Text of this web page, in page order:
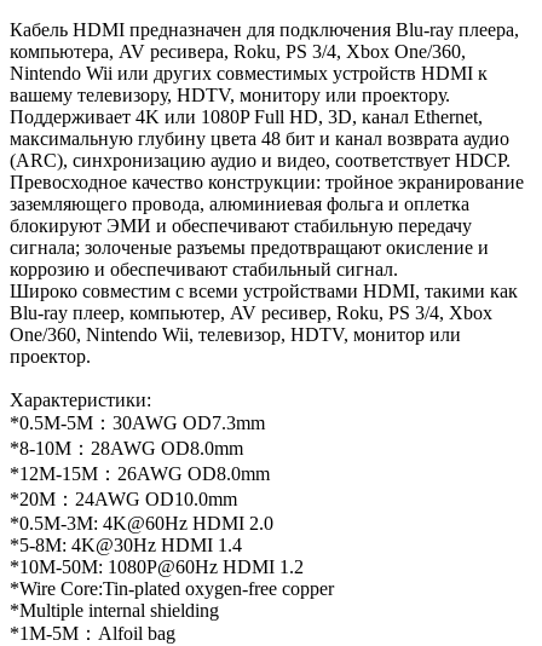
Кабель HDMI предназначен для подключения Blu-ray плеера,
компьютера, AV ресивера, Roku, PS 3/4, Xbox One/360,
Nintendo Wii или других совместимых устройств HDMI к
вашему телевизору, HDTV, монитору или проектору.
Поддерживает 4K или 1080P Full HD, 3D, канал Ethernet,
максимальную глубину цвета 48 бит и канал возврата аудио
(ARC), синхронизацию аудио и видео, соответствует HDCP.
Превосходное качество конструкции: тройное экранирование
заземляющего провода, алюминиевая фольга и оплетка
блокируют ЭМИ и обеспечивают стабильную передачу
сигнала; золоченые разъемы предотвращают окисление и
коррозию и обеспечивают стабильный сигнал.
Широко совместим с всеми устройствами HDMI, такими как
Blu-ray плеер, компьютер, AV ресивер, Roku, PS 3/4, Xbox
One/360, Nintendo Wii, телевизор, HDTV, монитор или
проектор.
Характеристики:
*0.5M-5M：30AWG OD7.3mm
*8-10M：28AWG OD8.0mm
*12M-15M：26AWG OD8.0mm
*20M：24AWG OD10.0mm
*0.5M-3M: 4K@60Hz HDMI 2.0
*5-8M: 4K@30Hz HDMI 1.4
*10M-50M: 1080P@60Hz HDMI 1.2
*Wire Core:Tin-plated oxygen-free copper
*Multiple internal shielding
*1M-5M：Alfoil bag